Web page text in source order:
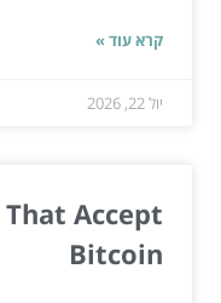
קרא עוד »
יול 22, 2026
Accept
Bitcoin